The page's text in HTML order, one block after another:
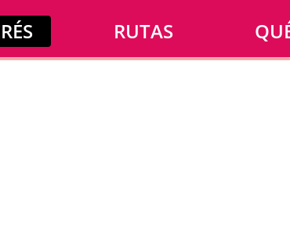
RUTAS